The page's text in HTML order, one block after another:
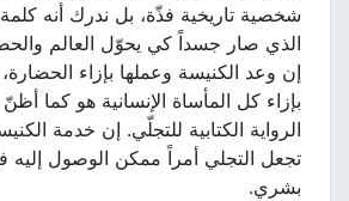
شخصية تاريخية فذّة، بل ندرك أنه كلمة
الذي صار جسداً كي يحوّل العالم
إن وعد الكنيسة وعملها بإزاء الحضارة،
بإزاء كل المأساة الإنسانية هو كما
الرواية الكتابية للتجلّي. إن خدمة
تجعل التجلي أمراً ممكن الوصول إليه
بشري.